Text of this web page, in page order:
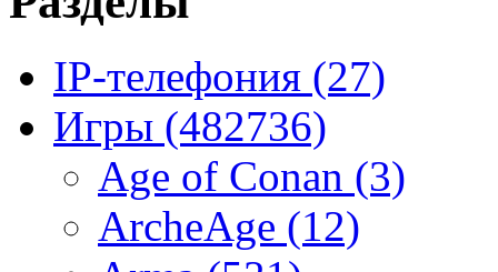
IP-телефония (27)
Игры (482736)
Age of Conan (3)
ArcheAge (12)